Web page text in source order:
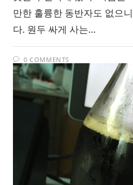
만한 훌륭한 동반자도 없으
다. 원두 싸게 사는…
0 COMMENTS